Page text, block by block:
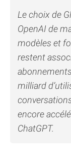
Le choix de
OpenAI de
modèles et
restent
milliard
encore
ChatGPT.